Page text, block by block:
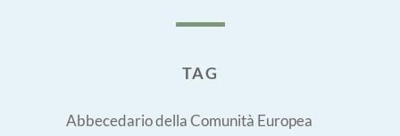
TAG
Abbecedario della Comunità Europea